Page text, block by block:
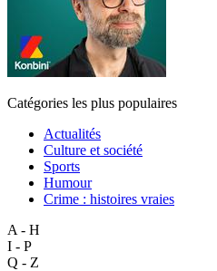
Catégories les plus populaires
Actualités
Culture et société
Sports
Humour
Crime : histoires vraies
A - H
I - P
Q - Z